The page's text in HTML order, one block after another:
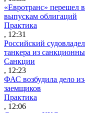
«Евротранс» перешел
выпускам облигаций
Практика
, 12:31
Российский
танкера из
Санкции
, 12:23
ФАС возбудила дело
заемщиков
Практика
, 12:06